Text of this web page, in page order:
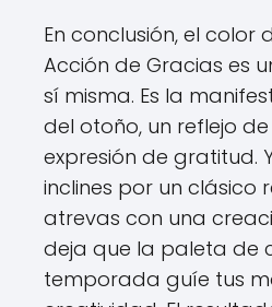
En conclusión, el color
Acción de Gracias es
sí misma. Es la
del otoño, un reflejo
expresión de gratitud.
inclines por un clásico
atrevas con una
deja que la paleta de
temporada guíe tus